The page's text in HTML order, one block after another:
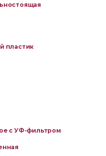
пластик
с УФ-фильтром